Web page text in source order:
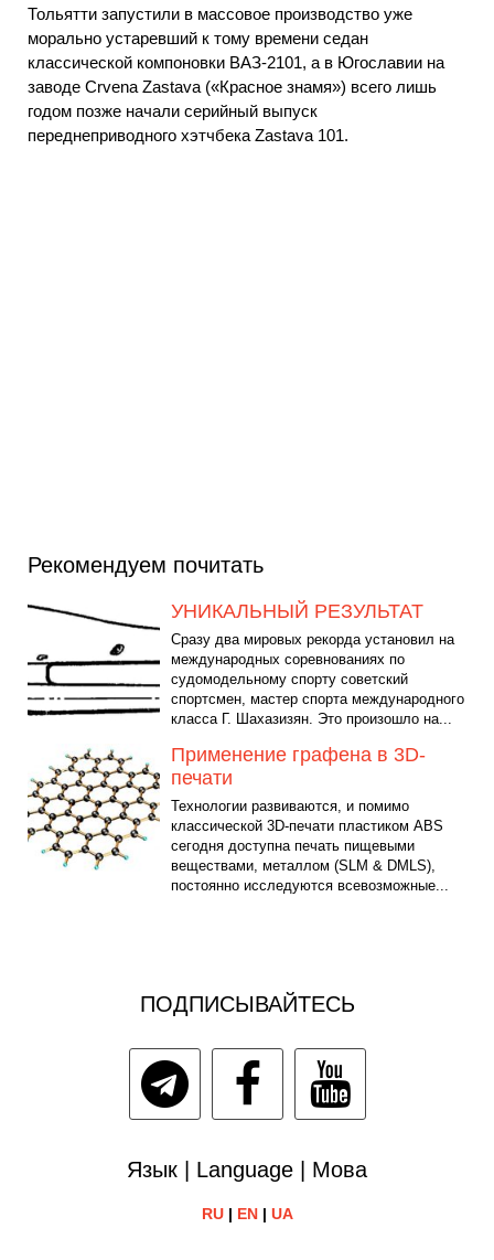
Тольятти запустили в массовое производство уже
морально устаревший к тому времени седан
классической компоновки ВАЗ-2101, а в Югославии на
заводе Crvena Zastava («Красное знамя») всего лишь
годом позже начали серийный выпуск
переднеприводного хэтчбека Zastava 101.
Рекомендуем почитать
УНИКАЛЬНЫЙ РЕЗУЛЬТАТ
Сразу два мировых рекорда установил на
международных соревнованиях по
судомодельному спорту советский
спортсмен, мастер спорта международного
класса Г. Шахазизян. Это произошло на...
Применение графена в 3D-
печати
Технологии развиваются, и помимо
классической 3D-печати пластиком ABS
сегодня доступна печать пищевыми
веществами, металлом (SLM & DMLS),
постоянно исследуются всевозможные...
ПОДПИСЫВАЙТЕСЬ
Язык | Language | Мова
RU| EN| UA